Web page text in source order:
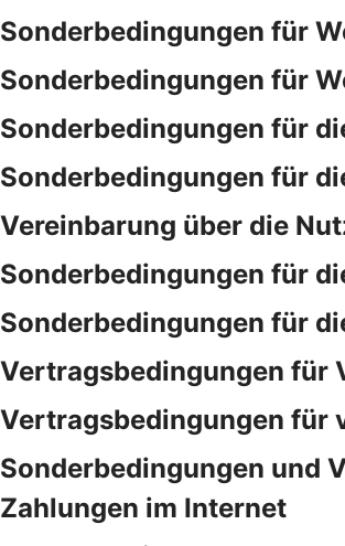
Sonderbedingungen für
Sonderbedingungen für
Sonderbedingungen für
Sonderbedingungen für
Vereinbarung über die
Sonderbedingungen für
Sonderbedingungen für
Vertragsbedingungen für
Vertragsbedingungen für
Sonderbedingungen und
Zahlungen im Internet